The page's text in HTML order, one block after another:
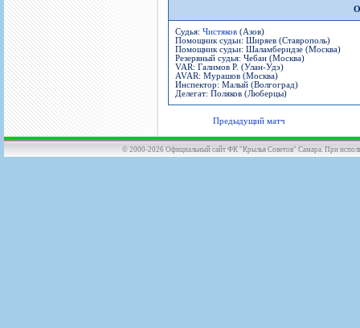
Судья: Чистяков (Азов)
Помощник судьи: Ширяев (Ставрополь)
Помощник судьи: Шаламберидзе (Москва)
Резервный судья: Чебан (Москва)
VAR: Галимов Р. (Улан-Удэ)
AVAR: Мурашов (Москва)
Инспектор: Малый (Волгоград)
Делегат: Поляков (Люберцы)
Предыдущий матч
© 2000-2026 Официальный сайт ФК "Крылья Советов" Самара. При